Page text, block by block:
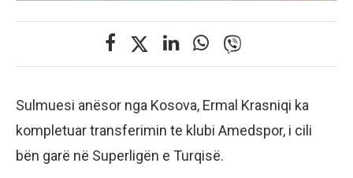
Sulmuesi anësor nga Kosova, Ermal Krasniqi ka
kompletuar transferimin te klubi Amedspor, i cili
bën garë në Superligën e Turqisë.